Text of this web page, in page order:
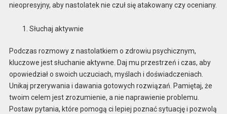
nieopresyjny, aby nastolatek nie czuł się atakowany czy oceniany.
Słuchaj aktywnie
Podczas rozmowy z nastolatkiem o zdrowiu psychicznym,
kluczowe jest słuchanie aktywne. Daj mu przestrzeń i czas, aby
opowiedział o swoich uczuciach, myślach i doświadczeniach.
Unikaj przerywania i dawania gotowych rozwiązań. Pamiętaj, że
twoim celem jest zrozumienie, a nie naprawienie problemu.
Postaw pytania, które pomogą ci lepiej poznać sytuację i pozwolą